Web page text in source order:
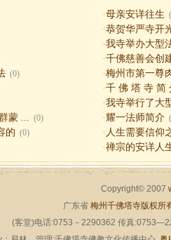
·母亲安详往生
·恭贺华严寺开
·我寺举办大型
·千佛慈善会创
(0) ·梅州市第一尊
·千 佛 塔 寺 简
·我寺举行了大
蒙 ... (0) ·耀一法师简介
的 (0) · 人生需要信仰
·禅宗的安详人
Copyright© 2007
广东省 梅州千佛塔寺版权所
(客堂)电话:0753－2290362 传真